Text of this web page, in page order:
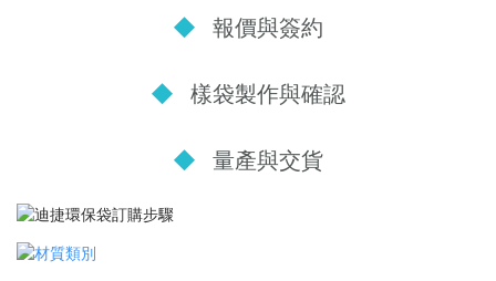
◆ 報價與簽約
◆ 樣袋製作與確認
◆ 量產與交貨